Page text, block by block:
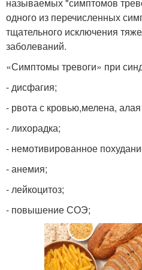
называемых "симптомов
одного из перечисленных
тщательного исключения
заболеваний.
«Симптомы тревоги» при
- дисфагия;
- рвота с кровью,мелена, алая
- лихорадка;
- немотивированное
- анемия;
- лейкоцитоз;
- повышение СОЭ;